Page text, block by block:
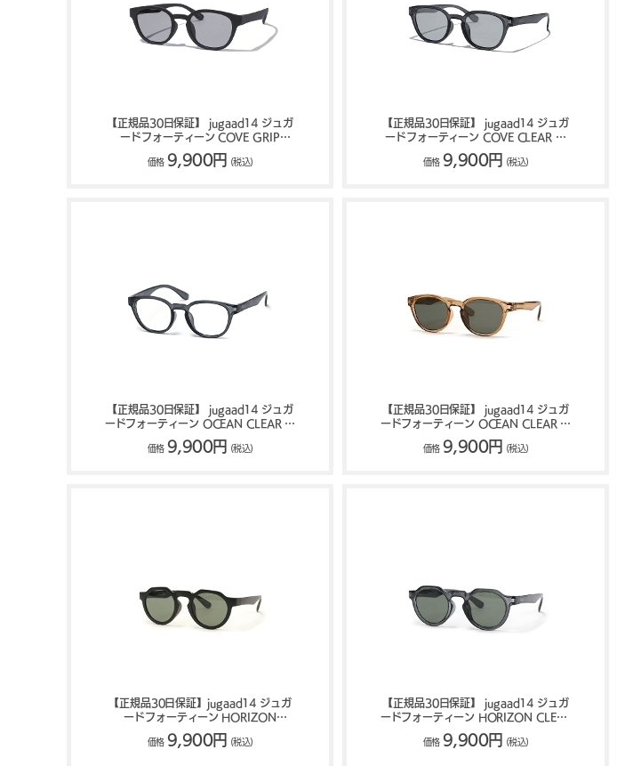
【正規品30日保証】 jugaad14 ジュガ
ードフォーティーン COVE GRIP
MATTE サングラス 123501199
価格 9,900円 (税込)
【正規品30日保証】 jugaad14 ジュガ
ードフォーティーン COVE CLEAR サ
ングラス 123501196
価格 9,900円 (税込)
【正規品30日保証】 jugaad14 ジュガ
ードフォーティーン OCEAN CLEAR サ
ングラス 121300734
価格 9,900円 (税込)
【正規品30日保証】 jugaad14 ジュガ
ードフォーティーン OCEAN CLEAR サ
ングラス 121300734
価格 9,900円 (税込)
【正規品30日保証】jugaad14 ジュガ
ードフォーティーン HORIZON
MATTE サングラス 122500394
価格 9,900円 (税込)
【正規品30日保証】 jugaad14 ジュガ
ードフォーティーン HORIZON CLEAR
サングラス 122500393
価格 9,900円 (税込)